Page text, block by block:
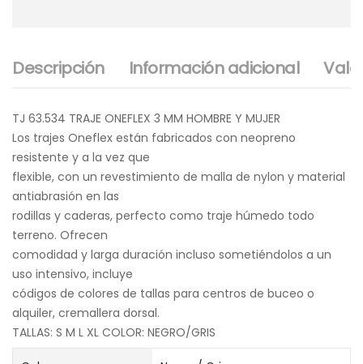
Descripción Información adicional
TJ 63.534 TRAJE ONEFLEX 3 MM HOMBRE Y MUJER
Los trajes Oneflex están fabricados con neopreno
resistente y a la vez que
flexible, con un revestimiento de malla de nylon y material
antiabrasión en las
rodillas y caderas, perfecto como traje húmedo todo
terreno. Ofrecen
comodidad y larga duración incluso sometiéndolos a un
uso intensivo, incluye
códigos de colores de tallas para centros de buceo o
alquiler, cremallera dorsal.
TALLAS: S M L XL COLOR: NEGRO/GRIS